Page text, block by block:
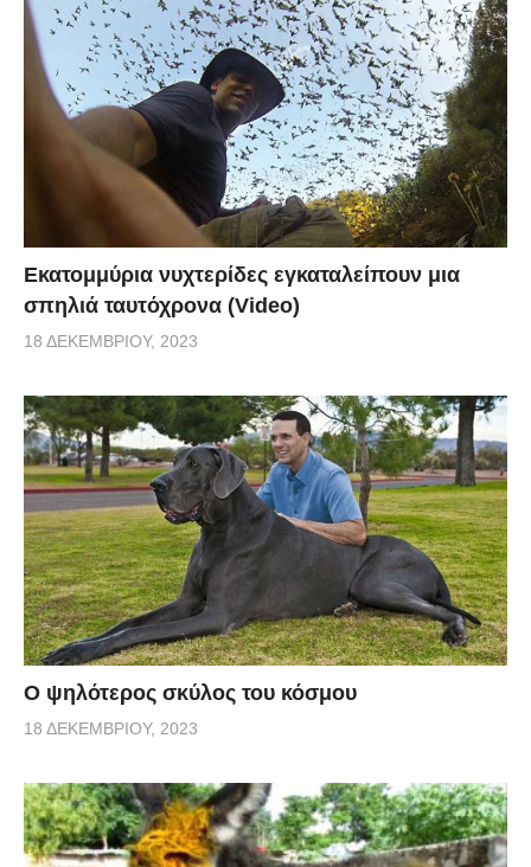
Εκατομμύρια νυχτερίδες εγκαταλείπουν μια
σπηλιά ταυτόχρονα (Video)
18 ΔΕΚΕΜΒΡΊΟΥ, 2023
Ο ψηλότερος σκύλος του κόσμου
18 ΔΕΚΕΜΒΡΊΟΥ, 2023